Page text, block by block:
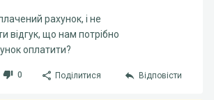
рахунок, і не
відгук, що нам потрібно
оплатити?
0 Поділитися Відповісти